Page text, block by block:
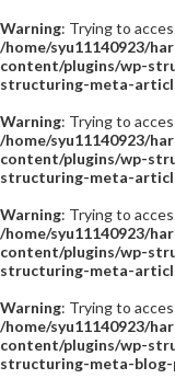
Warning: Trying to
/home/syu11140923/
content/plugins/wp-
structuring-meta-
Warning: Trying to
/home/syu11140923/
content/plugins/wp-
structuring-meta-
Warning: Trying to
/home/syu11140923/
content/plugins/wp-
structuring-meta-
Warning: Trying to
/home/syu11140923/
content/plugins/wp-
structuring-meta-blog-